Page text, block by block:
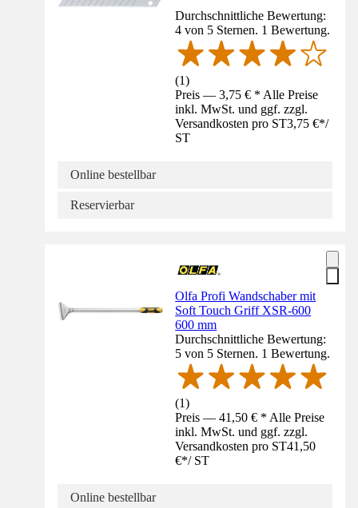
Durchschnittliche Bewertung:
4 von 5 Sternen. 1 Bewertung.
(1)
Preis — 3,75 € * Alle Preise
inkl. MwSt. und ggf. zzgl.
Versandkosten pro ST3,75 €*/
ST
Online bestellbar
Reservierbar
Olfa Profi Wandschaber mit
Soft Touch Griff XSR-600
600 mm
Durchschnittliche Bewertung:
5 von 5 Sternen. 1 Bewertung.
(1)
Preis — 41,50 € * Alle Preise
inkl. MwSt. und ggf. zzgl.
Versandkosten pro ST41,50
€*/ ST
Online bestellbar